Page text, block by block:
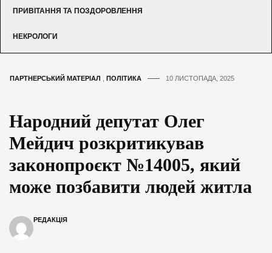
ПРИВІТАННЯ ТА ПОЗДОРОВЛЕННЯ
НЕКРОЛОГИ
ПАРТНЕРСЬКИЙ МАТЕРІАЛ ПОЛІТИКА 10 ЛИСТОПАДА, 2025
Народний депутат Олег
Мейдич розкритикував
законопроєкт №14005, який
може позбавити людей житла
РЕДАКЦІЯ